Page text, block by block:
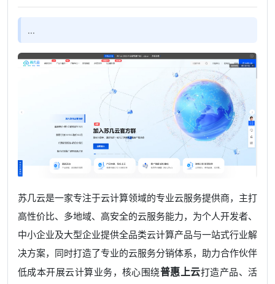
...
苏几云是一家专注于云计算领域的专业云服务提供商，主打
高性价比、多地域、高安全的云服务能力，为个人开发者、
中小企业及大型企业提供全品类云计算产品与一站式行业解
决方案，同时打造了专业的云服务分销体系，助力合作伙伴
低成本开展云计算业务，核心围绕普惠上云打造产品、活